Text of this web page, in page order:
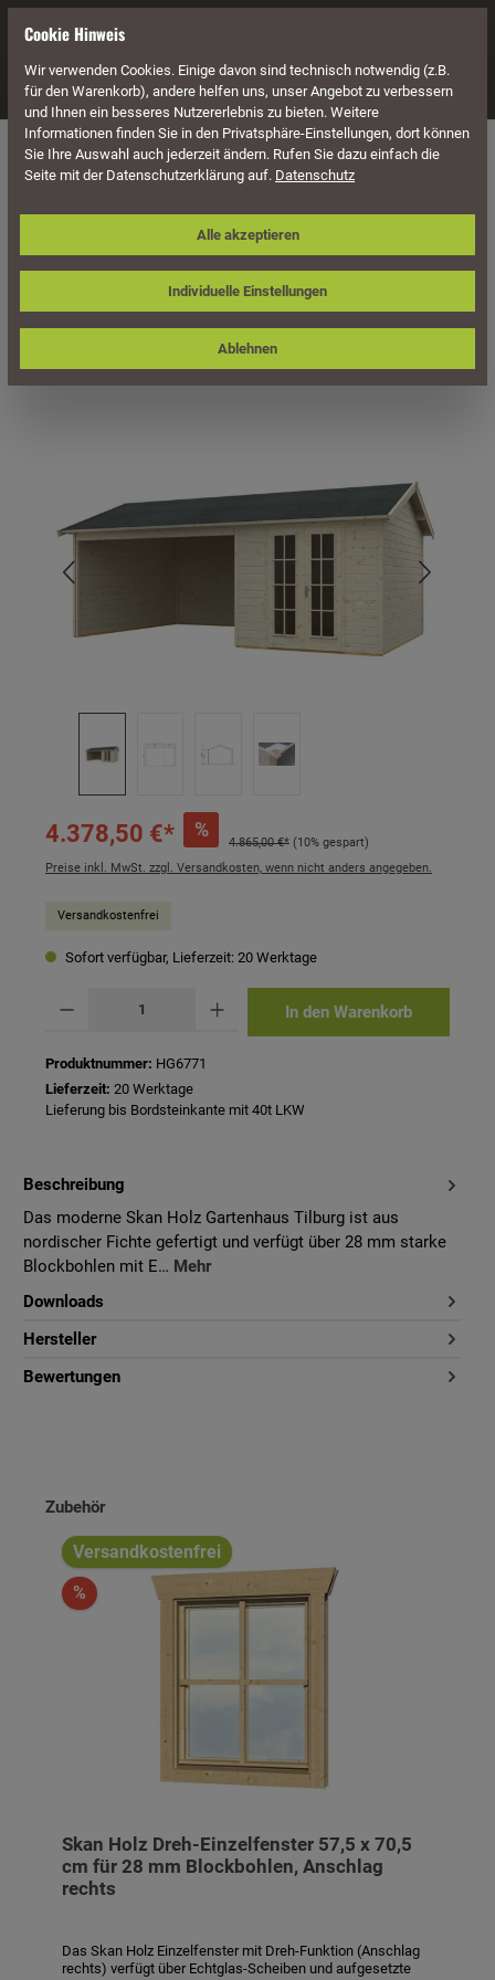
Navigation
Häuser & Pavillons Gartenhäuser
28 mm Blockbohlenstärke
Satteldach
Skan Holz Gartenhaus Tilburg, 613 x
380 cm, 28 mm, unbehandelt
4.378,50 €* %
4.865,00 €* (10% gespart)
Preise inkl. MwSt. zzgl. Versandkosten, wenn nicht anders angegeben.
Versandkostenfrei
Sofort verfügbar, Lieferzeit: 20 Werktage
In den Warenkorb
Produktnummer: HG6771
Lieferzeit: 20 Werktage
Lieferung bis Bordsteinkante mit 40t LKW
Beschreibung
Das moderne Skan Holz Gartenhaus Tilburg ist aus
nordischer Fichte gefertigt und verfügt über 28 mm starke
Blockbohlen mit E… Mehr
Downloads
Hersteller
Bewertungen
Produktgalerie überspringen
Zubehör
Versandkostenfrei
%
Skan Holz Dreh-Einzelfenster 57,5 x 70,5
cm für 28 mm Blockbohlen, Anschlag
rechts
Das Skan Holz Einzelfenster mit Dreh-Funktion (Anschlag
rechts) verfügt über Echtglas-Scheiben und aufgesetzte
Cookie Hinweis
Wir verwenden Cookies. Einige davon sind technisch notwendig (z.B.
für den Warenkorb), andere helfen uns, unser Angebot zu verbessern
und Ihnen ein besseres Nutzererlebnis zu bieten. Weitere
Informationen finden Sie in den Privatsphäre-Einstellungen, dort können
Sie Ihre Auswahl auch jederzeit ändern. Rufen Sie dazu einfach die
Seite mit der Datenschutzerklärung auf. Datenschutz
Individuelle Einstellungen
Ablehnen
Alle akzeptieren